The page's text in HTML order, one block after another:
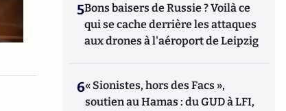
5Bons baisers de Russie ? Voilà ce
qui se cache derrière les attaques
aux drones à l'aéroport de Leipzig
6« Sionistes, hors des Facs »,
soutien au Hamas : du GUD à LFI,